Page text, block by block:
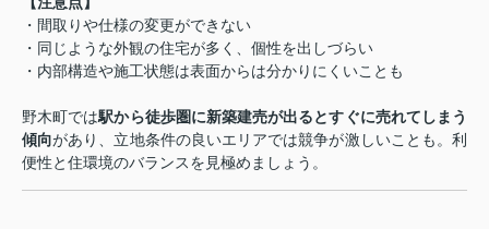
・間取りや仕様の変更ができない
・同じような外観の住宅が多く、個性を出しづらい
・内部構造や施工状態は表面からは分かりにくいことも
野木町では駅から徒歩圏に新築建売が出るとすぐに売れてしまう
傾向があり、立地条件の良いエリアでは競争が激しいことも。利
便性と住環境のバランスを見極めましょう。